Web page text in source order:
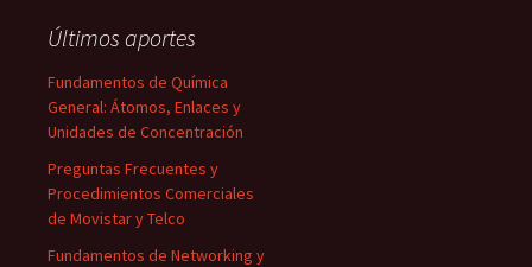
Últimos aportes
Fundamentos de Química
General: Átomos, Enlaces y
Unidades de Concentración
Preguntas Frecuentes y
Procedimientos Comerciales
de Movistar y Telco
Fundamentos de Networking y